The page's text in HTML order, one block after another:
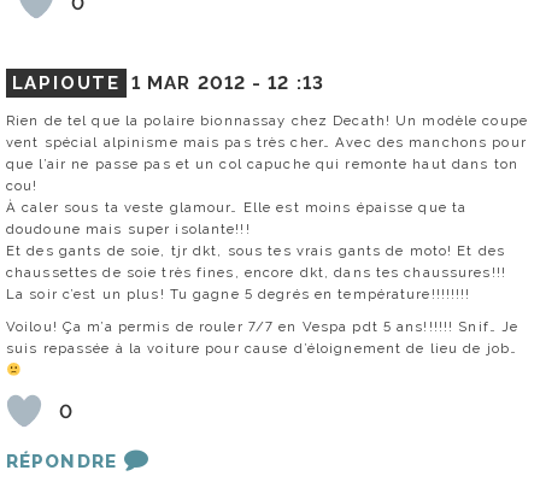
LAPIOUTE 1 MAR 2012 -12 :13
Rien de tel que la polaire bionnassay chez Decath! Un modèle coupe
vent spécial alpinisme mais pas très cher… Avec des manchons pour
que l’air ne passe pas et un col capuche qui remonte haut dans ton
cou!
À caler sous ta veste glamour… Elle est moins épaisse que ta
doudoune mais super isolante!!!
Et des gants de soie, tjr dkt, sous tes vrais gants de moto! Et des
chaussettes de soie très fines, encore dkt, dans tes chaussures!!!
La soir c’est un plus! Tu gagne 5 degrés en température!!!!!!!!
Voilou! Ça m’a permis de rouler 7/7 en Vespa pdt 5 ans!!!!!! Snif… Je
suis repassée à la voiture pour cause d’éloignement de lieu de job…
0
RÉPONDRE